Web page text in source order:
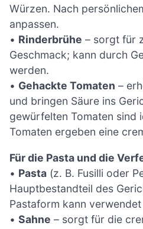
Würzen. Nach
anpassen.
• Rinderbrühe – sorgt für
Geschmack; kann durch
werden.
• Gehackte Tomaten –
und bringen Säure ins
gewürfelten Tomaten sind
Tomaten ergeben eine
Für die Pasta und die
• Pasta (z. B. Fusilli oder
Hauptbestandteil des
Pastaform kann
• Sahne – sorgt für die